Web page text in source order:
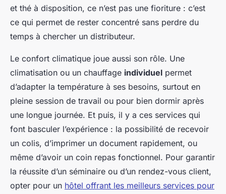
et thé à disposition, ce n’est pas une fioriture : c’est
ce qui permet de rester concentré sans perdre du
temps à chercher un distributeur.
Le confort climatique joue aussi son rôle. Une
climatisation ou un chauffage individuel permet
d’adapter la température à ses besoins, surtout en
pleine session de travail ou pour bien dormir après
une longue journée. Et puis, il y a ces services qui
font basculer l’expérience : la possibilité de recevoir
un colis, d’imprimer un document rapidement, ou
même d’avoir un coin repas fonctionnel. Pour garantir
la réussite d’un séminaire ou d’un rendez-vous client,
opter pour un hôtel offrant les meilleurs services pour